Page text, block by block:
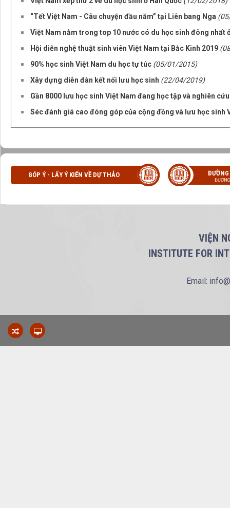
“Tết Việt Nam - Câu chuyện đầu năm” tại Liên bang Nga
Việt Nam nằm trong top 10 nước có du học sinh đông nhất
Hội diễn nghệ thuật sinh viên Việt Nam tại Bắc Kinh 2019
90% học sinh Việt Nam du học tự túc (05/01/2015)
Xây dựng diễn đàn kết nối lưu học sinh (22/04/2019)
Gần 8000 lưu học sinh Việt Nam đang học tập và nghiên
Séc đánh giá cao đóng góp của cộng đồng và lưu học sinh
GÓP Ý - LẤY Ý KIẾN VỀ DỰ THẢO
VIỆN
INSTITUTE FOR
Email: